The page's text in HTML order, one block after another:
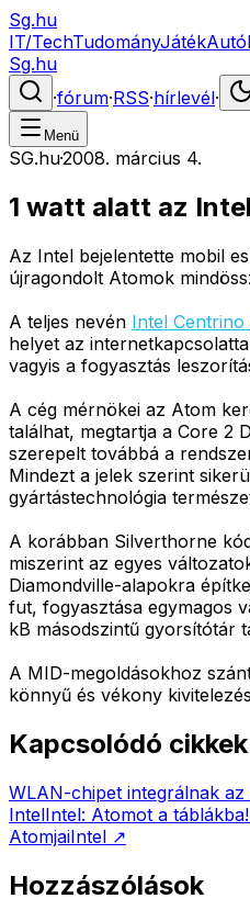
Sg.hu
IT/TechTudományJátékAutó
Sg.hu
·fórum·RSS·hírlevél·
Menü
SG.hu·2008. március 4.
1 watt alatt az
Az Intel bejelentette mobil
újragondolt Atomok
A teljes nevén Intel Centrino
helyet az
vagyis a fogyasztás
A cég mérnökei az Atom
találhat, megtartja a Core 2
szerepelt továbbá a
Mindezt a jelek szerint
gyártástechnológia
A korábban Silverthorne
miszerint az egyes
Diamondville-alapokra
fut, fogyasztása egymagos
kB másodszintű gyorsítótár
A MID-megoldásokhoz
könnyű és vékony
Kapcsolódó
WLAN-chipet integrálnak
IntelIntel: Atomot a táblákba!
AtomjaiIntel ↗
Hozzászólások